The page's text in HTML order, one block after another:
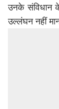
उनके संविधान
उल्लंघन नहीं